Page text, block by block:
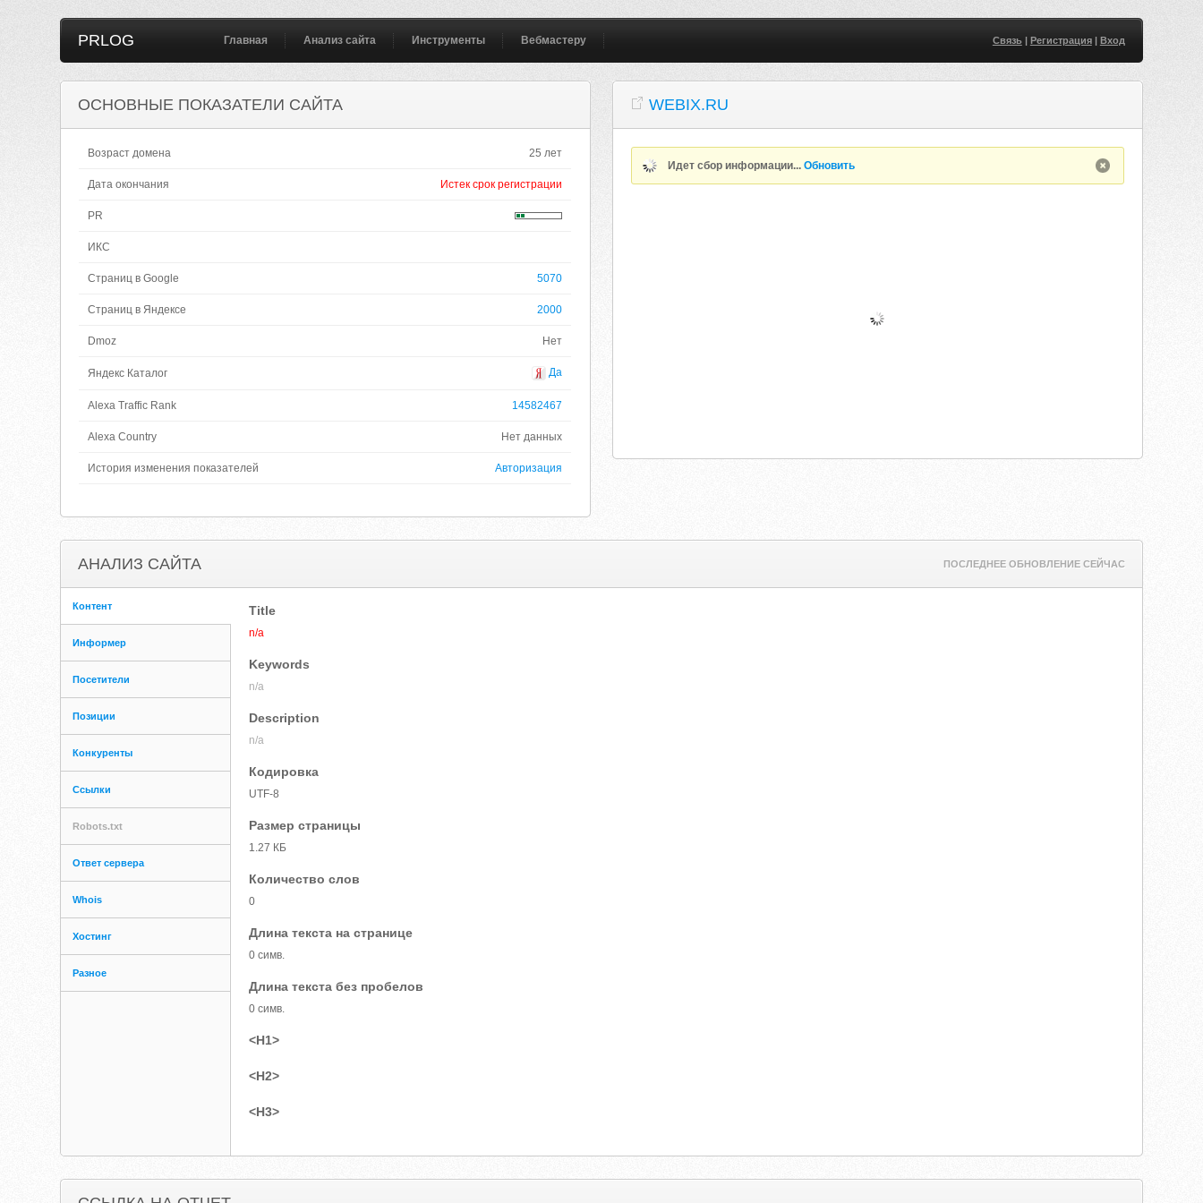
PRLOG Главная Анализ сайта Инструменты Вебмастеру Связь| Регистрация| Вход
ОСНОВНЫЕ ПОКАЗАТЕЛИ САЙТА
Возраст домена 25 лет
Дата окончания Истек срок регистрации
PR
ИКС
Страниц в Google 5070
Страниц в Яндексе 2000
Dmoz Нет
Яндекс Каталог Да
Alexa Traffic Rank 14582467
Alexa Country Нет данных
История изменения показателей Авторизация
WEBIX.RU
Идет сбор информации...Обновить
АНАЛИЗ САЙТА ПОСЛЕДНЕЕ ОБНОВЛЕНИЕ СЕЙЧАС
Контент
Информер
Посетители
Позиции
Конкуренты
Ссылки
Robots.txt
Ответ сервера
Whois
Хостинг
Разное
Title
n/a
Keywords
n/a
Description
n/a
Кодировка
UTF-8
Размер страницы
1.27 КБ
Количество слов
0
Длина текста на странице
0 симв.
Длина текста без пробелов
0 симв.
<H1>
<H2>
<H3>